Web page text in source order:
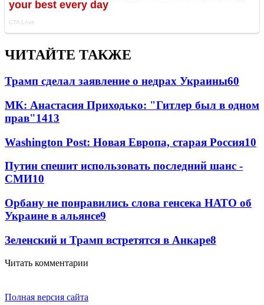
ЧИТАЙТЕ ТАКЖЕ
Трамп сделал заявление о недрах Украины60
МК: Анастасия Приходько: "Гитлер был в одном
прав"1413
Washington Post: Новая Европа, старая Россия10
Путин спешит использовать последний шанс -
СМИ10
Орбану не понравились слова генсека НАТО об
Украине в альянсе9
Зеленский и Трамп встретятся в Анкаре8
Читать комментарии
Полная версия сайта